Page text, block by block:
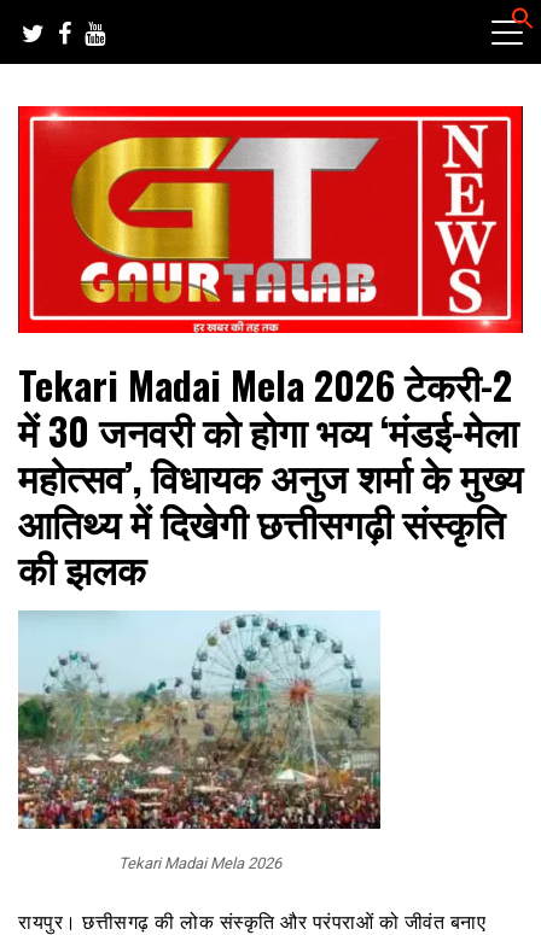
content
गौरतलब न्यूज
Tekari Madai Mela 2026 टेकरी-2
में 30 जनवरी को होगा भव्य ‘मंडई-मेला
महोत्सव’, विधायक अनुज शर्मा के मुख्य
आतिथ्य में दिखेगी छत्तीसगढ़ी संस्कृति
की झलक
Tekari Madai Mela 2026
रायपुर। छत्तीसगढ़ की लोक संस्कृति और परंपराओं को जीवंत बनाए